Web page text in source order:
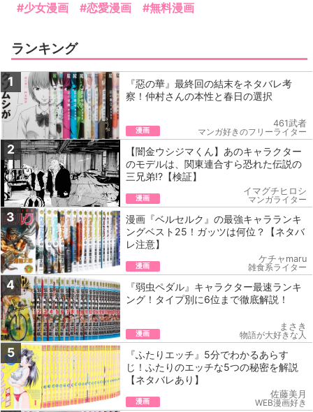
#少女漫画 #恋愛漫画 #無料漫画
ランキング
1
『惡の華』最終回の結末をネタバレ考
察！仲村さんの本性と春日の選択
漫画
461武者
マンガ好きのフリーライター
2
【闇金ウシジマくん】あのキャラクター
のモデルは、関東連合すら恐れた伝説の
三兄弟!?【検証】
漫画
イマグチヒロシ
マンガライター
3
漫画『ベルセルク』の最強キャラランキ
ングベスト25！ガッツは何位？【ネタバ
レ注意】
漫画
ケチャmaru
雑食系ライター
4
『弱虫ペダル』キャラクター最速ランキ
ング！タイプ別に6位まで徹底解説！
漫画
まさき
物語が大好きな人
5
『ふたりエッチ』5‌分‌で‌わ‌か‌る‌あらす
じ！‌ふたりのエッチな5つの秘密を解説
【ネ‌タ‌バ‌レ‌あ‌り】
漫画
佐藤美月
WEB漫画好き